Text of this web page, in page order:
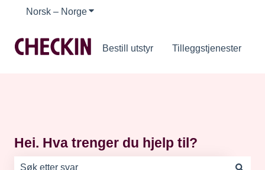
Norsk – NorgeVis undermeny for oversettelser
Bestill utstyr Tilleggstjenester
Hei. Hva trenger du hjelp til?